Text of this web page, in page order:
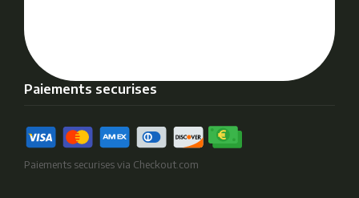
Paiements securises
Paiements securises via Checkout.com